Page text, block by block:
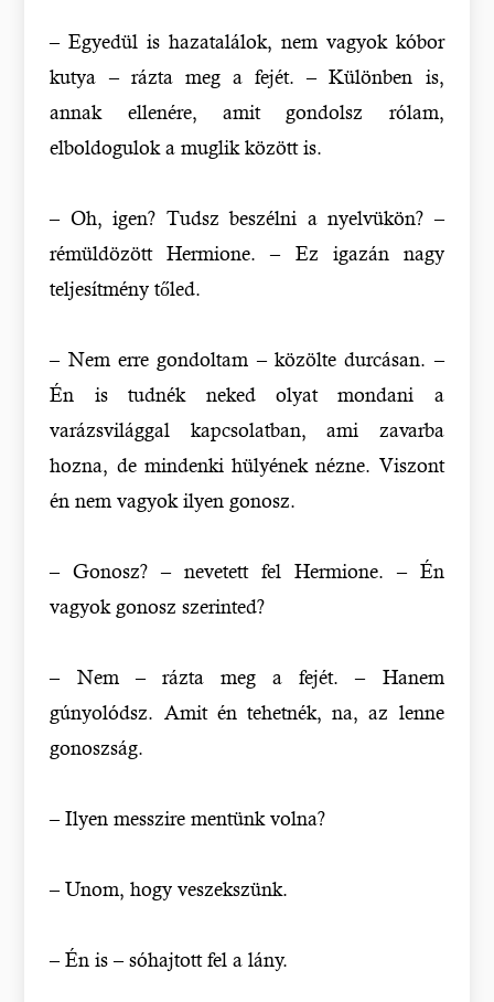
– Egyedül is hazatalálok, nem vagyok kóbor
kutya – rázta meg a fejét. – Különben is,
annak ellenére, amit gondolsz rólam,
elboldogulok a muglik között is.
– Oh, igen? Tudsz beszélni a nyelvükön? –
rémüldözött Hermione. – Ez igazán nagy
teljesítmény tőled.
– Nem erre gondoltam – közölte durcásan. –
Én is tudnék neked olyat mondani a
varázsvilággal kapcsolatban, ami zavarba
hozna, de mindenki hülyének nézne. Viszont
én nem vagyok ilyen gonosz.
– Gonosz? – nevetett fel Hermione. – Én
vagyok gonosz szerinted?
– Nem – rázta meg a fejét. – Hanem
gúnyolódsz. Amit én tehetnék, na, az lenne
gonoszság.
– Ilyen messzire mentünk volna?
– Unom, hogy veszekszünk.
– Én is – sóhajtott fel a lány.